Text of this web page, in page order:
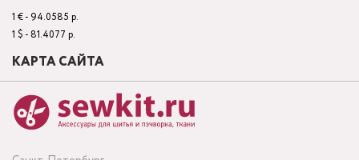
1 € - 94.0585 р.
1 $ - 81.4077 р.
КАРТА САЙТА